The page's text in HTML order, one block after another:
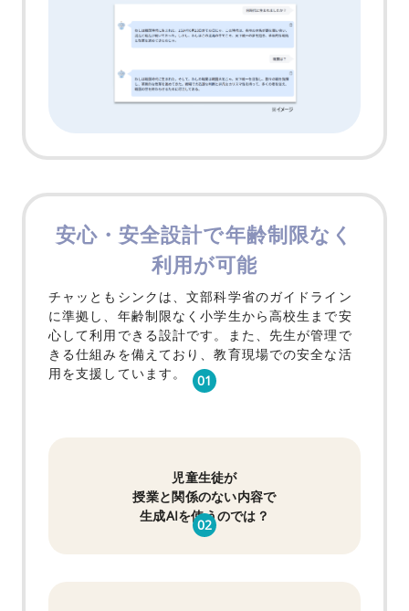
安心・安全設計で年齢制限なく
利用が可能
チャッともシンクは、文部科学省のガイドライン
に準拠し、 年齢制限なく小学生から高校生まで安
心して利用できる設計です。
また、先生が管理で
きる仕組みを備えており、教育現場での安全な活
用を支援しています。
01
児童生徒が
授業と関係のない内容で
生成AIを使うのでは？
02